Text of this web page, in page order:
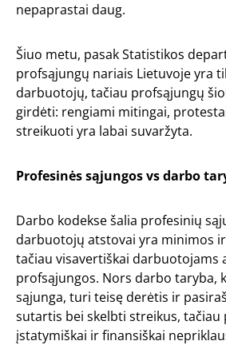
nepaprastai daug.
Šiuo metu, pasak Statistikos
profsąjungų nariais Lietuvoje yra
darbuotojų, tačiau profsąjungų
girdėti: rengiami mitingai,
streikuoti yra labai suvaržyta.
Profesinės sąjungos vs darbo
Darbo kodekse šalia profesinių
darbuotojų atstovai yra minimos
tačiau visavertiškai darbuotojams
profsąjungos. Nors darbo taryba,
sąjunga, turi teisę derėtis ir
sutartis bei skelbti streikus, tačiau
įstatymiškai ir finansiškai